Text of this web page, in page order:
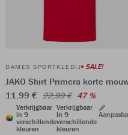
DAMES SPORTKLEDIJ SALE!
JAKO Shirt Primera korte
11,99 € 22,99 € 47 %
Verkrijgbaar
in 9
verschillende
kleuren
Verkrijgbaar
in 9
verschillende
kleuren